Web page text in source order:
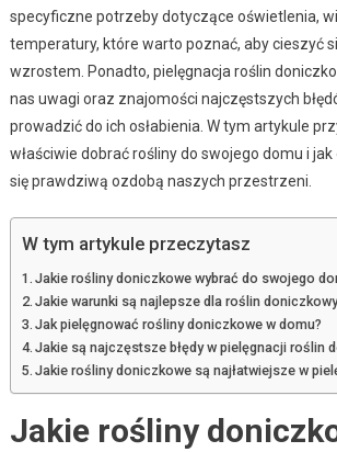
specyficzne potrzeby dotyczące oświetlenia,
temperatury, które warto poznać, aby cieszyć
wzrostem. Ponadto, pielęgnacja roślin
nas uwagi oraz znajomości najczęstszych
prowadzić do ich osłabienia. W tym artykule
właściwie dobrać rośliny do swojego domu i jak
się prawdziwą ozdobą naszych przestrzeni.
W tym artykule przeczytasz
Jakie rośliny doniczkowe wybrać do swojego
Jakie warunki są najlepsze dla roślin
Jak pielęgnować rośliny doniczkowe w domu?
Jakie są najczęstsze błędy w pielęgnacji roślin
Jakie rośliny doniczkowe są najłatwiejsze w
Jakie rośliny